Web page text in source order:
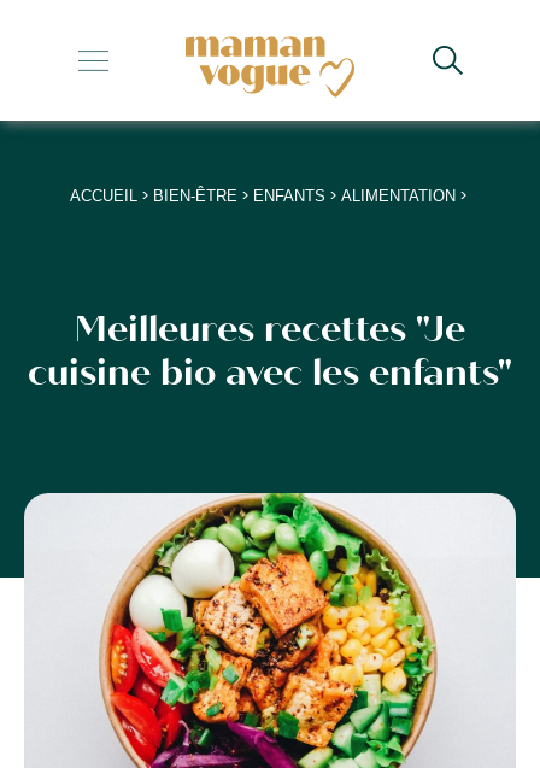
+
+
+
+
ACCUEIL> BIEN-ÊTRE> ENFANTS > ALIMENTATION>
Meilleures recettes "Je
cuisine bio avec les enfants"